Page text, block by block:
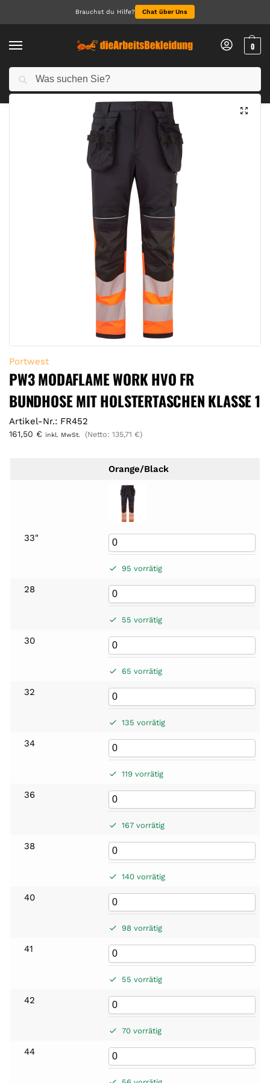
Brauchst du Hilfe? Chat über Uns
0
Start Arbeitskleidung Herren
Portwest
PW3 MODAFLAME WORK HVO FR
BUNDHOSE MIT HOLSTERTASCHEN KLASSE 1
Artikel-Nr.: FR452
161,50 € inkl. MwSt. (Netto: 135,71 €)
Orange/Black
33"
95 vorrätig
28
55 vorrätig
30
65 vorrätig
32
135 vorrätig
34
119 vorrätig
36
167 vorrätig
38
140 vorrätig
40
98 vorrätig
41
55 vorrätig
42
70 vorrätig
44